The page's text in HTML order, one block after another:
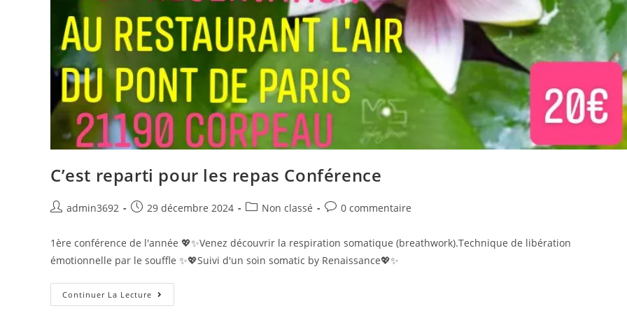
C’est reparti pour les repas Conférence
Postadmin3692
Post29 décembre 2024
PostNon classé
Post0 commentaire
1ère conférence de l'année 💖✨Venez découvrir la respiration somatique (breathwork).Technique de libération
émotionnelle par le souffle ✨💖Suivi d'un soin somatic by Renaissance💖✨
Continuer La Lecture
reparti